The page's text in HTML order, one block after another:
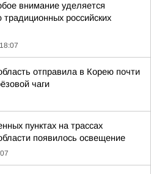
внимание уделяется
традиционных российских
отправила в Корею почти
чаги
пунктах на трассах
появилось освещение